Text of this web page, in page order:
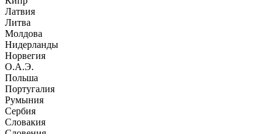
Латвия
Литва
Молдова
Нидерланды
Норвегия
О.А.Э.
Польша
Португалия
Румыния
Сербия
Словакия